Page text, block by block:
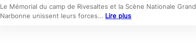
Le Mémorial du camp de Rivesaltes et la Scène Nationale Grand
Narbonne unissent leurs forces… Lire plus